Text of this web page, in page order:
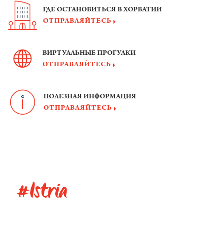
ГДЕ ОСТАНОВИТЬСЯ В ХОРВАТИИ
ОТПРАВЛЯЙТЕСЬ
ВИРТУАЛЬНЫЕ ПРОГУЛКИ
ОТПРАВЛЯЙТЕСЬ
ПОЛЕЗНАЯ ИНФОРМАЦИЯ
ОТПРАВЛЯЙТЕСЬ
#Istria